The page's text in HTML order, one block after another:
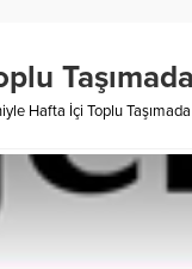
Hafta İçi Toplu